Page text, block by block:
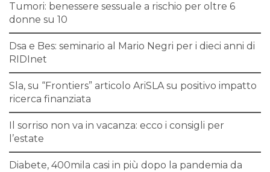
Tumori: benessere sessuale a rischio per oltre 6
donne su 10
Dsa e Bes: seminario al Mario Negri per i dieci anni di
RIDInet
Sla, su “Frontiers” articolo AriSLA su positivo impatto
ricerca finanziata
Il sorriso non va in vacanza: ecco i consigli per
l’estate
Diabete, 400mila casi in più dopo la pandemia da